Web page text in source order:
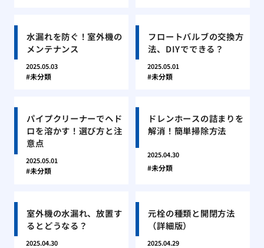
水漏れを防ぐ！室外機の
メンテナンス
2025.05.03
未分類
フロートバルブの交換方
法、DIYでできる？
2025.05.01
未分類
パイプクリーナーでヘド
ロを溶かす！選び方と注
意点
2025.05.01
未分類
ドレンホースの詰まりを
解消！簡単掃除方法
2025.04.30
未分類
室外機の水漏れ、放置す
るとどうなる？
2025.04.30
元栓の種類と開閉方法
（詳細版）
2025.04.29